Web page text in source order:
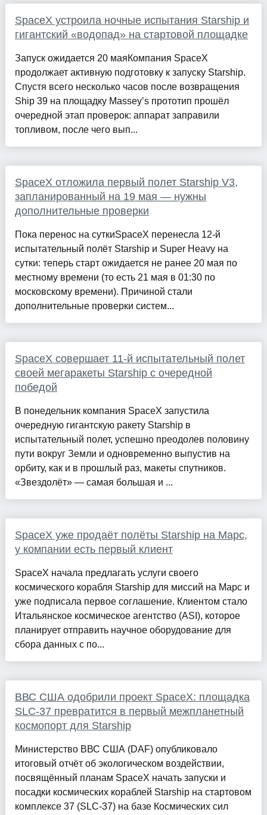
SpaceX устроила ночные испытания Starship и
гигантский «водопад» на стартовой площадке
Запуск ожидается 20 маяКомпания SpaceX
продолжает активную подготовку к запуску Starship.
Спустя всего несколько часов после возвращения
Ship 39 на площадку Massey’s прототип прошёл
очередной этап проверок: аппарат заправили
топливом, после чего вып...
SpaceX отложила первый полет Starship V3,
запланированный на 19 мая — нужны
дополнительные проверки
Пока перенос на суткиSpaceX перенесла 12-й
испытательный полёт Starship и Super Heavy на
сутки: теперь старт ожидается не ранее 20 мая по
местному времени (то есть 21 мая в 01:30 по
московскому времени). Причиной стали
дополнительные проверки систем...
SpaceX совершает 11-й испытательный полет
своей мегаракеты Starship с очередной
победой
В понедельник компания SpaceX запустила
очередную гигантскую ракету Starship в
испытательный полет, успешно преодолев половину
пути вокруг Земли и одновременно выпустив на
орбиту, как и в прошлый раз, макеты спутников.
«Звездолёт» — самая большая и ...
SpaceX уже продаёт полёты Starship на Марс,
у компании есть первый клиент
SpaceX начала предлагать услуги своего
космического корабля Starship для миссий на Марс и
уже подписала первое соглашение. Клиентом стало
Итальянское космическое агентство (ASI), которое
планирует отправить научное оборудование для
сбора данных с по...
ВВС США одобрили проект SpaceX: площадка
SLC-37 превратится в первый межпланетный
космопорт для Starship
Министерство ВВС США (DAF) опубликовало
итоговый отчёт об экологическом воздействии,
посвящённый планам SpaceX начать запуски и
посадки космических кораблей Starship на стартовом
комплексе 37 (SLC-37) на базе Космических сил